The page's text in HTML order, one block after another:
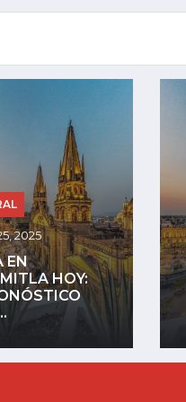
2026
TRES
EN SAN